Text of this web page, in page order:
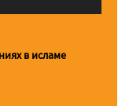
в исламе